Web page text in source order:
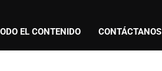
EL CONTENIDO CONTÁCTANOS